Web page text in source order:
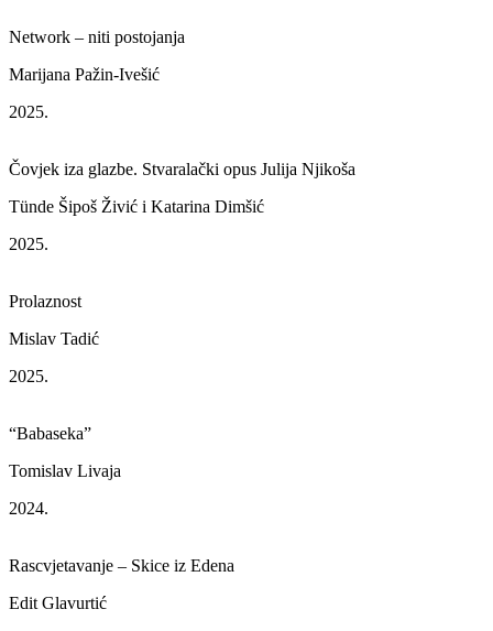
Network – niti postojanja
Marijana Pažin-Ivešić
2025.
Čovjek iza glazbe. Stvaralački opus Julija Njikoša
Tünde Šipoš Živić i Katarina Dimšić
2025.
Prolaznost
Mislav Tadić
2025.
“Babaseka”
Tomislav Livaja
2024.
Rascvjetavanje – Skice iz Edena
Edit Glavurtić